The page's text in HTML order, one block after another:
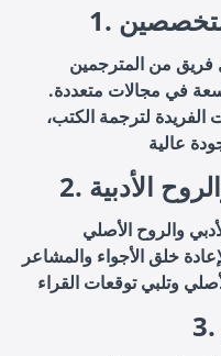
من المترجمين
في مجالات متعددة.
الفريدة لترجمة الكتب،
الأدبية
والروح الأصلي
خلق الأجواء والمشاعر